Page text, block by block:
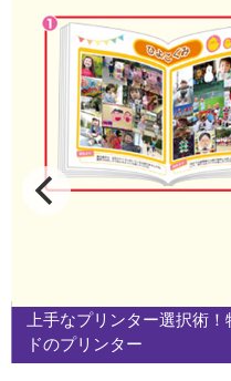
上手なプリンター選択術
ドのプリンター